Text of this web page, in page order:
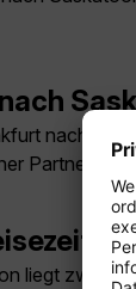
nach
liegt